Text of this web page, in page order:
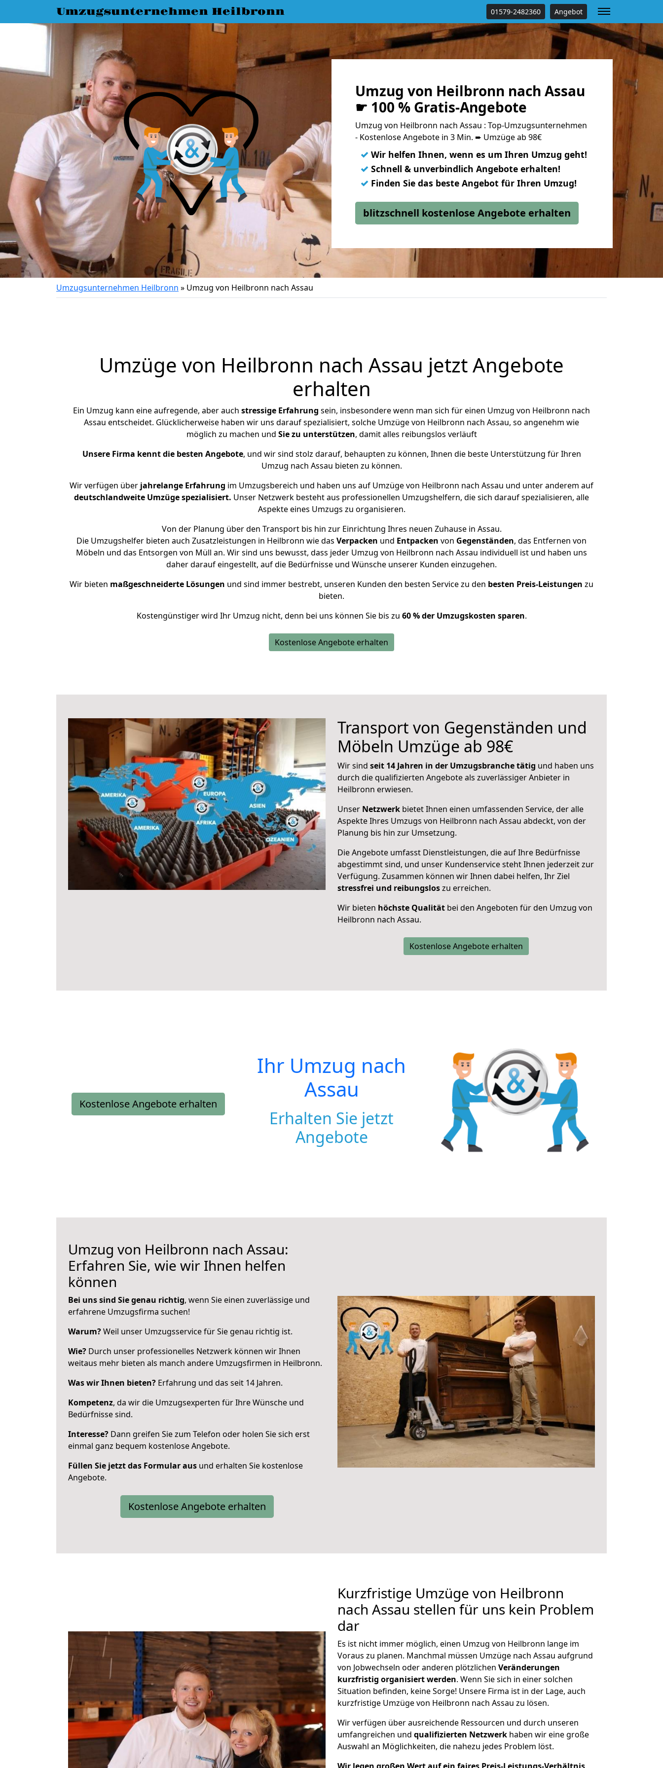
Umzugsunternehmen Heilbronn 01579-2482360 Angebot
Umzug von Heilbronn nach Assau
☛ 100 % Gratis-Angebote
Umzug von Heilbronn nach Assau : Top-Umzugsunternehmen
- Kostenlose Angebote in 3 Min. ➨ Umzüge ab 98€
✓ Wir helfen Ihnen, wenn es um Ihren Umzug geht!
✓ Schnell & unverbindlich Angebote erhalten!
✓ Finden Sie das beste Angebot für Ihren Umzug!
blitzschnell kostenlose Angebote erhalten
Umzugsunternehmen Heilbronn » Umzug von Heilbronn nach Assau
Umzüge von Heilbronn nach Assau jetzt Angebote
erhalten
Ein Umzug kann eine aufregende, aber auch stressige Erfahrung sein, insbesondere wenn man sich für einen Umzug von Heilbronn nach
Assau entscheidet. Glücklicherweise haben wir uns darauf spezialisiert, solche Umzüge von Heilbronn nach Assau, so angenehm wie
möglich zu machen und Sie zu unterstützen, damit alles reibungslos verläuft
Unsere Firma kennt die besten Angebote, und wir sind stolz darauf, behaupten zu können, Ihnen die beste Unterstützung für Ihren
Umzug nach Assau bieten zu können.
Wir verfügen über jahrelange Erfahrung im Umzugsbereich und haben uns auf Umzüge von Heilbronn nach Assau und unter anderem auf
deutschlandweite Umzüge spezialisiert. Unser Netzwerk besteht aus professionellen Umzugshelfern, die sich darauf spezialisieren, alle
Aspekte eines Umzugs zu organisieren.
Von der Planung über den Transport bis hin zur Einrichtung Ihres neuen Zuhause in Assau.
Die Umzugshelfer bieten auch Zusatzleistungen in Heilbronn wie das Verpacken und Entpacken von Gegenständen, das Entfernen von
Möbeln und das Entsorgen von Müll an. Wir sind uns bewusst, dass jeder Umzug von Heilbronn nach Assau individuell ist und haben uns
daher darauf eingestellt, auf die Bedürfnisse und Wünsche unserer Kunden einzugehen.
Wir bieten maßgeschneiderte Lösungen und sind immer bestrebt, unseren Kunden den besten Service zu den besten Preis-Leistungen zu
bieten.
Kostengünstiger wird Ihr Umzug nicht, denn bei uns können Sie bis zu 60 % der Umzugskosten sparen.
Kostenlose Angebote erhalten
Transport von Gegenständen und
Möbeln Umzüge ab 98€
Wir sind seit 14 Jahren in der Umzugsbranche tätig und haben uns
durch die qualifizierten Angebote als zuverlässiger Anbieter in
Heilbronn erwiesen.
Unser Netzwerk bietet Ihnen einen umfassenden Service, der alle
Aspekte Ihres Umzugs von Heilbronn nach Assau abdeckt, von der
Planung bis hin zur Umsetzung.
Die Angebote umfasst Dienstleistungen, die auf Ihre Bedürfnisse
abgestimmt sind, und unser Kundenservice steht Ihnen jederzeit zur
Verfügung. Zusammen können wir Ihnen dabei helfen, Ihr Ziel
stressfrei und reibungsloszu erreichen.
Wir bieten höchste Qualität bei den Angeboten für den Umzug von
Heilbronn nach Assau.
Kostenlose Angebote erhalten
Kostenlose Angebote erhalten
Ihr Umzug nach
Assau
Erhalten Sie jetzt
Angebote
Umzug von Heilbronn nach Assau:
Erfahren Sie, wie wir Ihnen helfen
können
Bei uns sind Sie genau richtig, wenn Sie einen zuverlässige und
erfahrene Umzugsfirma suchen!
Warum?Weil unser Umzugsservice für Sie genau richtig ist.
Wie? Durch unser professionelles Netzwerk können wir Ihnen
weitaus mehr bieten als manch andere Umzugsfirmen in Heilbronn.
Was wir Ihnen bieten? Erfahrung und das seit 14 Jahren.
Kompetenz, da wir die Umzugsexperten für Ihre Wünsche und
Bedürfnisse sind.
Interesse? Dann greifen Sie zum Telefon oder holen Sie sich erst
einmal ganz bequem kostenlose Angebote.
Füllen Sie jetzt das Formular aus und erhalten Sie kostenlose
Angebote.
Kostenlose Angebote erhalten
Kurzfristige Umzüge von Heilbronn
nach Assau stellen für uns kein Problem
dar
Es ist nicht immer möglich, einen Umzug von Heilbronn lange im
Voraus zu planen. Manchmal müssen Umzüge nach Assau aufgrund
von Jobwechseln oder anderen plötzlichen Veränderungen
kurzfristig organisiert werden. Wenn Sie sich in einer solchen
Situation befinden, keine Sorge! Unsere Firma ist in der Lage, auch
kurzfristige Umzüge von Heilbronn nach Assau zu lösen.
Wir verfügen über ausreichende Ressourcen und durch unseren
umfangreichen und qualifizierten Netzwerk haben wir eine große
Auswahl an Möglichkeiten, die nahezu jedes Problem löst.